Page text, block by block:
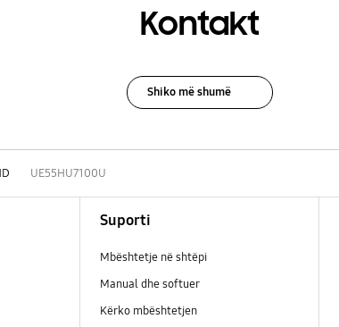
Kontakt
Shiko më shumë
UE55HU7100U
Suporti
Mbështetje në shtëpi
Manual dhe softuer
Kërko mbështetjen